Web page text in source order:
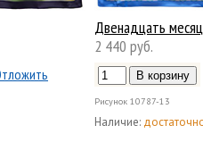
Двенадцать
2 440 руб.
Рисунок 10787-13
Наличие: